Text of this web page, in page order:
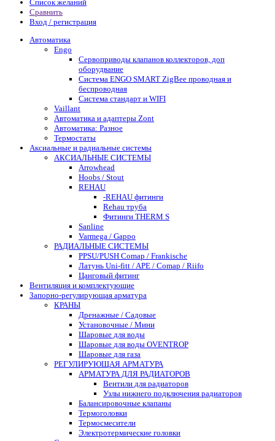
Список желаний
Сравнить
Вход / регистрация
Автоматика
Engo
Сервоприводы клапанов коллекторов, доп
оборудвание
Система ENGO SMART ZigBee проводная и
беспроводная
Система стандарт и WIFI
Vaillant
Автоматика и адаптеры Zont
Автоматика: Разное
Термостаты
Аксиальные и радиальные системы
АКСИАЛЬНЫЕ СИСТЕМЫ
Arrowhead
Hoobs / Stout
REHAU
-REHAU фитинги
Rehau труба
Фитинги THERM S
Sanline
Varmega / Gappo
РАДИАЛЬНЫЕ СИСТЕМЫ
PPSU/PUSH Comap / Frankische
Латунь Uni-fitt / APE / Comap / Riifo
Цанговый фитинг
Вентиляция и комплектующие
Запорно-регулирующая арматура
КРАНЫ
Дренажные / Садовые
Установочные / Мини
Шаровые для воды
Шаровые для воды OVENTROP
Шаровые для газа
РЕГУЛИРУЮЩАЯ АРМАТУРА
АРМАТУРА ДЛЯ РАДИАТОРОВ
Вентили для радиаторов
Узлы нижнего подключения радиаторов
Балансировочные клапаны
Термоголовки
Термосмесители
Электротермические головки